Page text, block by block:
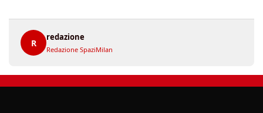
R
redazione
Redazione SpaziMilan